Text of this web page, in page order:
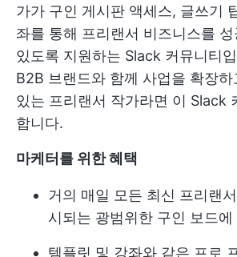
가가 구인 게시판 액세스, 글쓰기
좌를 통해 프리랜서 비즈니스를
있도록 지원하는 Slack 커뮤니티
B2B 브랜드와 함께 사업을 확장하
있는 프리랜서 작가라면 이 Slack
합니다.
마케터를 위한 혜택
거의 매일 모든 최신 프리랜
시되는 광범위한 구인 보드에
템플릿 및 강좌와 같은 프로